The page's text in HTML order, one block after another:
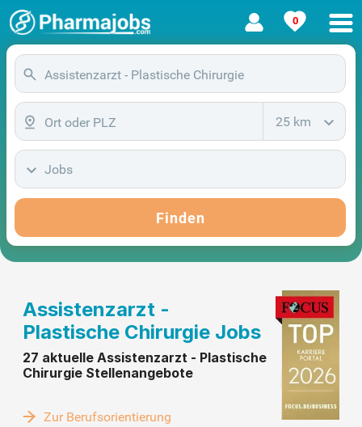
0
25 km
Jobs
Finden
Assistenzarzt -
Plastische Chirurgie Jobs
27 aktuelle Assistenzarzt - Plastische
Chirurgie Stellenangebote
Zur Berufsorientierung